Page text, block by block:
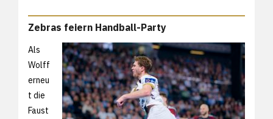
Zebras feiern Handball-Party
Als
Wolff
erneu
t die
Faust